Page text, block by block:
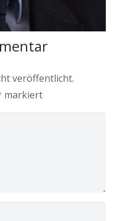
veröffentlicht.
markiert